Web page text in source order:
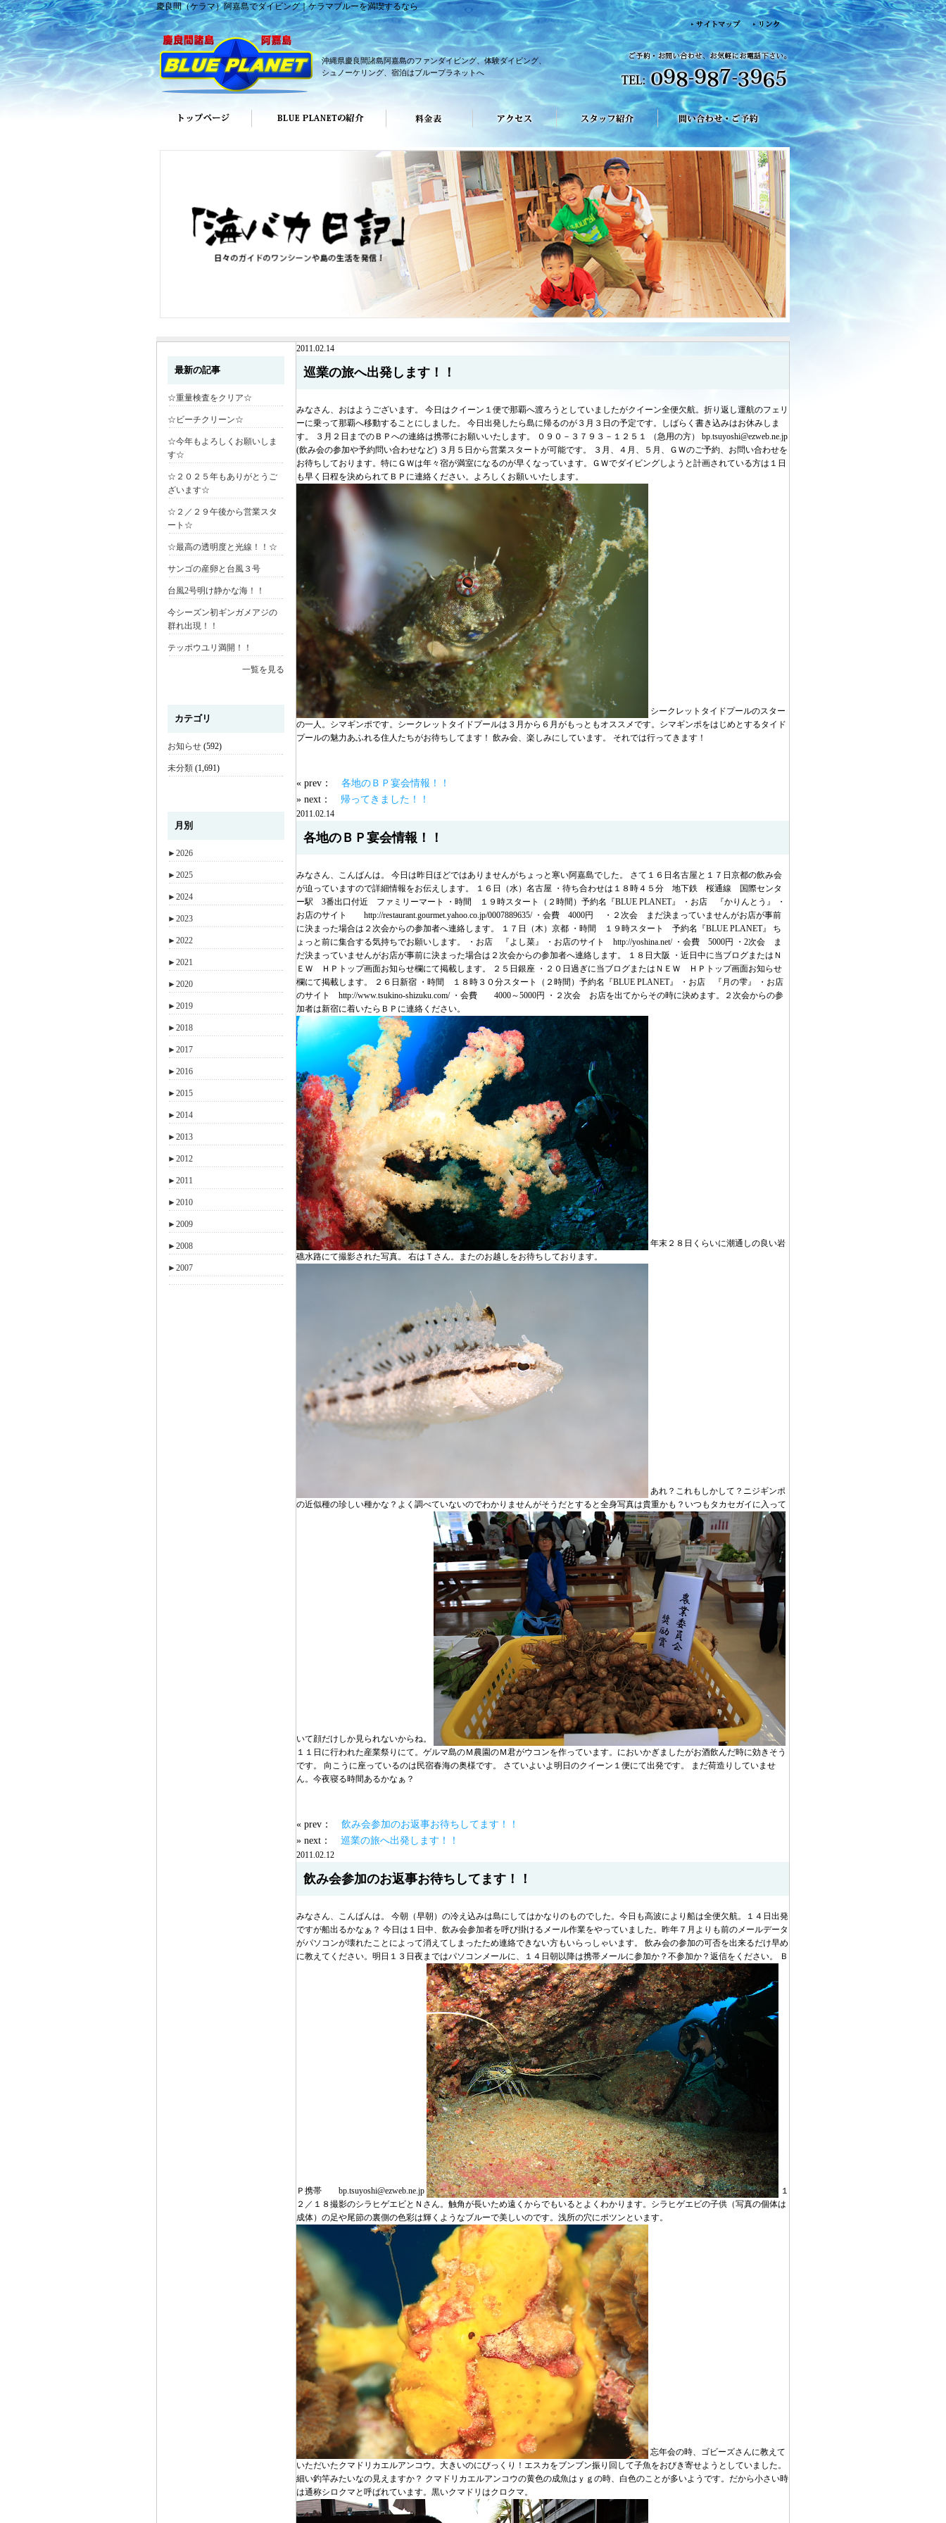
慶良間（ケラマ）阿嘉島でダイビング｜ケラマブルーを満喫するなら
沖縄県慶良間諸島阿嘉島のファンダイビング、体験ダイビング、
シュノーケリング、宿泊はブループラネットへ
最新の記事
☆重量検査をクリア☆
☆ビーチクリーン☆
☆今年もよろしくお願いしま
す☆
☆２０２５年もありがとうご
ざいます☆
☆２／２９午後から営業スタ
ート☆
☆最高の透明度と光線！！☆
サンゴの産卵と台風３号
台風2号明け静かな海！！
今シーズン初ギンガメアジの
群れ出現！！
テッポウユリ満開！！
一覧を見る
カテゴリ
お知らせ (592)
未分類 (1,691)
月別
►2026
►2025
►2024
►2023
►2022
►2021
►2020
►2019
►2018
►2017
►2016
►2015
►2014
►2013
►2012
►2011
►2010
►2009
►2008
►2007
2011.02.14
巡業の旅へ出発します！！
みなさん、おはようございます。 今日はクイーン１便で那覇へ渡ろうとしていましたがクイーン全便欠航。折り返し運航のフェリ
ーに乗って那覇へ移動することにしました。 今日出発したら島に帰るのが３月３日の予定です。しばらく書き込みはお休みしま
す。 ３月２日までのＢＰへの連絡は携帯にお願いいたします。 ０９０－３７９３－１２５１ （急用の方） bp.tsuyoshi@ezweb.ne.jp
(飲み会の参加や予約問い合わせなど) ３月５日から営業スタートが可能です。 ３月、４月、５月、ＧＷのご予約、お問い合わせを
お待ちしております。特にＧＷは年々宿が満室になるのが早くなっています。ＧＷでダイビングしようと計画されている方は１日
も早く日程を決められてＢＰに連絡ください。よろしくお願いいたします。
シークレットタイドプールのスター
の一人。シマギンポです。シークレットタイドプールは３月から６月がもっともオススメです。シマギンポをはじめとするタイド
プールの魅力あふれる住人たちがお待ちしてます！ 飲み会、楽しみにしています。 それでは行ってきます！
« prev： 各地のＢＰ宴会情報！！
» next： 帰ってきました！！
2011.02.14
各地のＢＰ宴会情報！！
みなさん、こんばんは。 今日は昨日ほどではありませんがちょっと寒い阿嘉島でした。 さて１６日名古屋と１７日京都の飲み会
が迫っていますので詳細情報をお伝えします。 １６日（水）名古屋 ・待ち合わせは１８時４５分 地下鉄 桜通線 国際センタ
ー駅 3番出口付近 ファミリーマート ・時間 １９時スタート（２時間）予約名『BLUE PLANET』 ・お店 『かりんとう』 ・
お店のサイト http://restaurant.gourmet.yahoo.co.jp/0007889635/ ・会費 4000円 ・２次会 まだ決まっていませんがお店が事前
に決まった場合は２次会からの参加者へ連絡します。 １７日（木）京都 ・時間 １９時スタート 予約名『BLUE PLANET』 ち
ょっと前に集合する気持ちでお願いします。 ・お店 『よし菜』 ・お店のサイト http://yoshina.net/ ・会費 5000円 ・2次会 ま
だ決まっていませんがお店が事前に決まった場合は２次会からの参加者へ連絡します。 １８日大阪 ・近日中に当ブログまたはＮ
ＥＷ ＨＰトップ画面お知らせ欄にて掲載します。 ２５日銀座 ・２０日過ぎに当ブログまたはＮＥＷ ＨＰトップ画面お知らせ
欄にて掲載します。 ２６日新宿 ・時間 １８時３０分スタート（２時間）予約名『BLUE PLANET』 ・お店 『月の雫』 ・お店
のサイト http://www.tsukino-shizuku.com/ ・会費 4000～5000円 ・２次会 お店を出てからその時に決めます。２次会からの参
加者は新宿に着いたらＢＰに連絡ください。
年末２８日くらいに潮通しの良い岩
礁水路にて撮影された写真。 右はＴさん。またのお越しをお待ちしております。
あれ？これもしかして？ニジギンポ
の近似種の珍しい種かな？よく調べていないのでわかりませんがそうだとすると全身写真は貴重かも？いつもタカセガイに入って
いて顔だけしか見られないからね。
１１日に行われた産業祭りにて。ゲルマ島のＭ農園のＭ君がウコンを作っています。においかぎましたがお酒飲んだ時に効きそう
です。 向こうに座っているのは民宿春海の奥様です。 さていよいよ明日のクイーン１便にて出発です。 まだ荷造りしていませ
ん。今夜寝る時間あるかなぁ？
« prev： 飲み会参加のお返事お待ちしてます！！
» next： 巡業の旅へ出発します！！
2011.02.12
飲み会参加のお返事お待ちしてます！！
みなさん、こんばんは。 今朝（早朝）の冷え込みは島にしてはかなりのものでした。今日も高波により船は全便欠航。１４日出発
ですが船出るかなぁ？ 今日は１日中、飲み会参加者を呼び掛けるメール作業をやっていました。昨年７月よりも前のメールデータ
がパソコンが壊れたことによって消えてしまったため連絡できない方もいらっしゃいます。 飲み会の参加の可否を出来るだけ早め
に教えてください。明日１３日夜まではパソコンメールに、１４日朝以降は携帯メールに参加か？不参加か？返信をください。 Ｂ
Ｐ携帯 bp.tsuyoshi@ezweb.ne.jp
１
２／１８撮影のシラヒゲエビとＮさん。触角が長いため遠くからでもいるとよくわかります。シラヒゲエビの子供（写真の個体は
成体）の足や尾節の裏側の色彩は輝くようなブルーで美しいのです。浅所の穴にポツンといます。
忘年会の時、ゴビーズさんに教えて
いただいたクマドリカエルアンコウ。大きいのにびっくり！エスカをブンブン振り回して子魚をおびき寄せようとしていました。
細い釣竿みたいなの見えますか？ クマドリカエルアンコウの黄色の成魚はｙｇの時、白色のことが多いようです。だから小さい時
は通称シロクマと呼ばれています。黒いクマドリはクロクマ。